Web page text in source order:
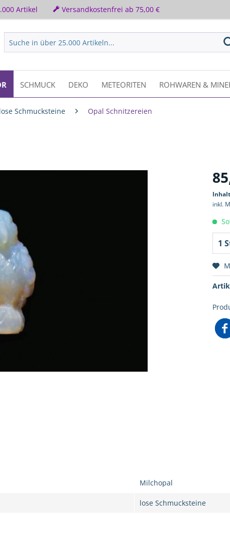
Artikel Versandkostenfrei ab 75,00 €
SCHMUCK DEKO METEORITEN ROHWAREN &
lose Schmucksteine Opal Schnitzereien
inkl.
Milchopal
lose Schmucksteine